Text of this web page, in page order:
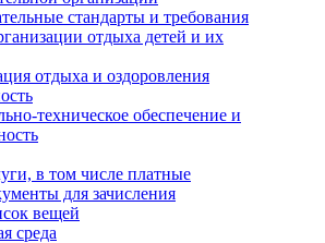
стандарты и требования
отдыха детей и их
отдыха и оздоровления
техническое обеспечение и
в том числе платные
для зачисления
вещей
среда